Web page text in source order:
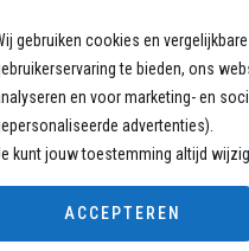
gebruiken cookies en
te bieden, ons
en voor marketing- en
advertenties).
kunt jouw toestemming altijd
ACCEPTEREN
Klanten